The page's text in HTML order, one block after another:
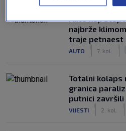
Auto koji stoji
najbrže
traje petnaest
AUTO 7. kol.
Totalni kolaps
granica
putnici završili
VIJESTI 2. kol.